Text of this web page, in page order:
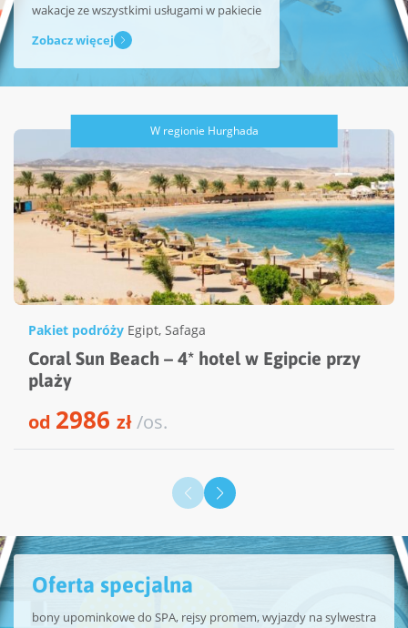
wakacje ze wszystkimi usługami w pakiecie
Zobacz więcej
W regionie Hurghada
Pakiet podróży Egipt, Safaga
Coral Sun Beach – 4* hotel w Egipcie przy
plaży
od 2986 zł/os.
Oferta specjalna
bony upominkowe do SPA, rejsy promem, wyjazdy na sylwestra